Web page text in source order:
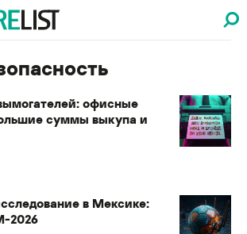
офисные
суммы выкупа и
в Мексике:
2026